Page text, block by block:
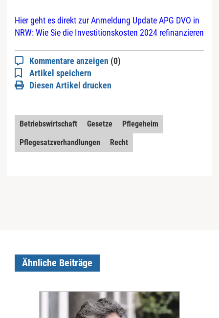
Hier geht es direkt zur Anmeldung Update APG DVO in
NRW: Wie Sie die Investitionskosten 2024 refinanzieren
Kommentare anzeigen (0)
Artikel speichern
Diesen Artikel drucken
Betriebswirtschaft Gesetze
Pflegeheim
Pflegesatzverhandlungen
Recht
Ähnliche Beiträge